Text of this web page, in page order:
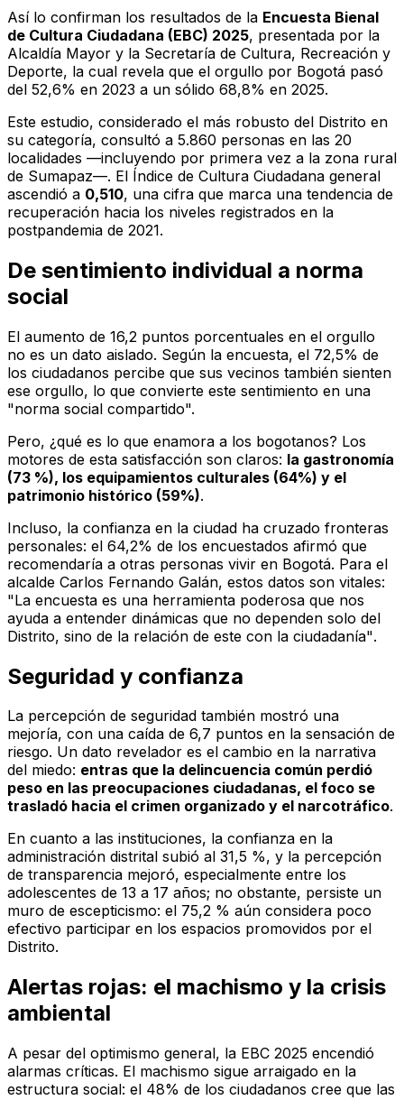
Así lo confirman los resultados de la Encuesta Bienal
de Cultura Ciudadana (EBC) 2025, presentada por la
Alcaldía Mayor y la Secretaría de Cultura, Recreación y
Deporte, la cual revela que el orgullo por Bogotá pasó
del 52,6% en 2023 a un sólido 68,8% en 2025.
Este estudio, considerado el más robusto del Distrito en
su categoría, consultó a 5.860 personas en las 20
localidades —incluyendo por primera vez a la zona rural
de Sumapaz—. El Índice de Cultura Ciudadana general
ascendió a 0,510, una cifra que marca una tendencia de
recuperación hacia los niveles registrados en la
postpandemia de 2021.
De sentimiento individual a norma
social
El aumento de 16,2 puntos porcentuales en el orgullo
no es un dato aislado. Según la encuesta, el 72,5% de
los ciudadanos percibe que sus vecinos también sienten
ese orgullo, lo que convierte este sentimiento en una
"norma social compartido".
Pero, ¿qué es lo que enamora a los bogotanos? Los
motores de esta satisfacción son claros: la gastronomía
(73 %), los equipamientos culturales (64%) y el
patrimonio histórico (59%).
Incluso, la confianza en la ciudad ha cruzado fronteras
personales: el 64,2% de los encuestados afirmó que
recomendaría a otras personas vivir en Bogotá. Para el
alcalde Carlos Fernando Galán, estos datos son vitales:
"La encuesta es una herramienta poderosa que nos
ayuda a entender dinámicas que no dependen solo del
Distrito, sino de la relación de este con la ciudadanía".
Seguridad y confianza
La percepción de seguridad también mostró una
mejoría, con una caída de 6,7 puntos en la sensación de
riesgo. Un dato revelador es el cambio en la narrativa
del miedo: entras que la delincuencia común perdió
peso en las preocupaciones ciudadanas, el foco se
trasladó hacia el crimen organizado y el narcotráfico.
En cuanto a las instituciones, la confianza en la
administración distrital subió al 31,5 %, y la percepción
de transparencia mejoró, especialmente entre los
adolescentes de 13 a 17 años; no obstante, persiste un
muro de escepticismo: el 75,2 % aún considera poco
efectivo participar en los espacios promovidos por el
Distrito.
Alertas rojas: el machismo y la crisis
ambiental
A pesar del optimismo general, la EBC 2025 encendió
alarmas críticas. El machismo sigue arraigado en la
estructura social: el 48% de los ciudadanos cree que las